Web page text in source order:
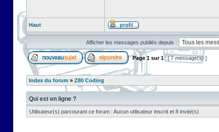
Haut
Afficher les messages publiés depuis :
Page1 sur1 [ 7 message(s) ]
Index du forum » Z80 Coding
Qui est en ligne ?
Utilisateur(s) parcourant ce forum : Aucun utilisateur inscrit et 8 invité(s)